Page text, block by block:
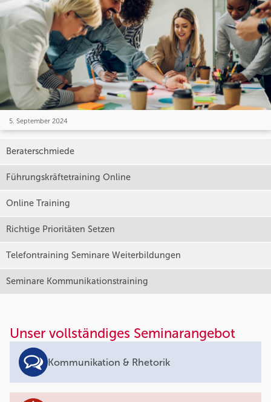
5. September 2024
Beraterschmiede
Führungskräftetraining Online
Online Training
Richtige Prioritäten Setzen
Telefontraining Seminare Weiterbildungen
Seminare Kommunikationstraining
Unser vollständiges Seminarangebot
Kommunikation & Rhetorik